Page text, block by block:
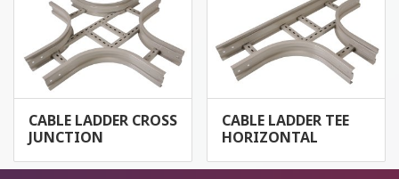
CABLE LADDER CROSS
JUNCTION
CABLE LADDER TEE
HORIZONTAL